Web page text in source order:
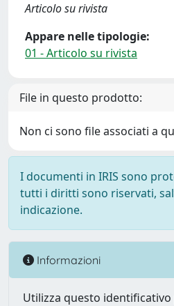
Articolo su rivista
Appare nelle tipologie:
01 - Articolo su rivista
File in questo prodotto:
Non ci sono file associati a
I documenti in IRIS sono
tutti i diritti sono riservati,
indicazione.
Informazioni
Utilizza questo